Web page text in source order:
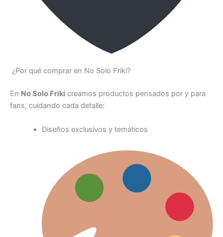
¿Por qué comprar en No Solo Friki?
En No Solo Friki creamos productos pensados por y para
fans, cuidando cada detalle:
Diseños exclusivos y temáticos